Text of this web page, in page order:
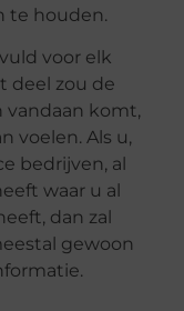
te houden.
voor elk
deel zou de
vandaan komt,
voelen. Als u,
bedrijven, al
waar u al
dan zal
gewoon